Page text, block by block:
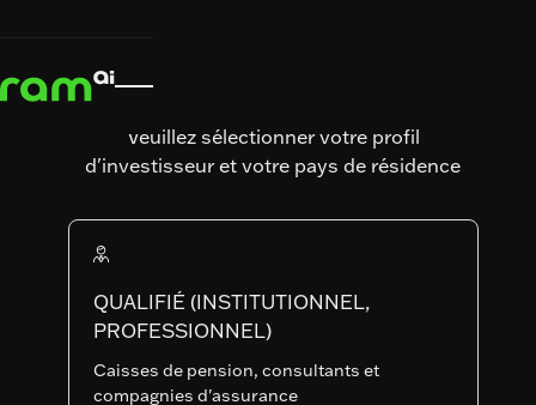
Veuillez sélectionner votre profil
d'investisseur et votre pays de résidence
QUALIFIÉ (INSTITUTIONNEL,
PROFESSIONNEL)
Caisses de pension, consultants et
compagnies d'assurance
Déjeuner-
présentation
à Zurich –
De la
recherche
en IA à la